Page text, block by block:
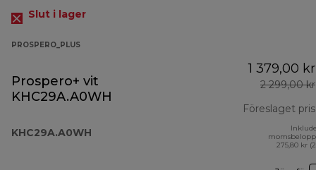
Slut i lager
PROSPERO_PLUS
Prospero+ vit
KHC29A.A0WH
KHC29A.A0WH
1 379,00 kr
2 299,00 kr
Föreslaget pris
275,80 kr